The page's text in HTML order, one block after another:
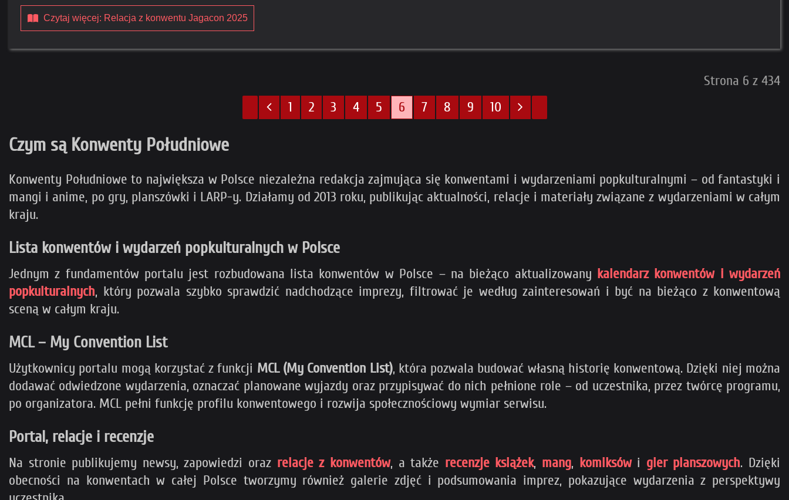
Czytaj więcej: Relacja z konwentu Jagacon 2025
Strona 6 z 434
1
2 3 4 5 6 7 8 9 10
Czym są Konwenty Południowe
Konwenty Południowe to największa w Polsce niezależna redakcja zajmująca się konwentami i wydarzeniami popkulturalnymi – od fantastyki i
mangi i anime, po gry, planszówki i LARP-y. Działamy od 2013 roku, publikując aktualności, relacje i materiały związane z wydarzeniami w całym
kraju.
Lista konwentów i wydarzeń popkulturalnych w Polsce
Jednym z fundamentów portalu jest rozbudowana lista konwentów w Polsce – na bieżąco aktualizowany kalendarz konwentów i wydarzeń
popkulturalnych, który pozwala szybko sprawdzić nadchodzące imprezy, filtrować je według zainteresowań i być na bieżąco z konwentową
sceną w całym kraju.
MCL – My Convention List
Użytkownicy portalu mogą korzystać z funkcji MCL (My Convention List), która pozwala budować własną historię konwentową. Dzięki niej można
dodawać odwiedzone wydarzenia, oznaczać planowane wyjazdy oraz przypisywać do nich pełnione role – od uczestnika, przez twórcę programu,
po organizatora. MCL pełni funkcję profilu konwentowego i rozwija społecznościowy wymiar serwisu.
Portal, relacje i recenzje
Na stronie publikujemy newsy, zapowiedzi oraz relacje z konwentów, a także recenzje książek, mang, komiksówi gier planszowych. Dzięki
obecności na konwentach w całej Polsce tworzymy również galerie zdjęć i podsumowania imprez, pokazujące wydarzenia z perspektywy